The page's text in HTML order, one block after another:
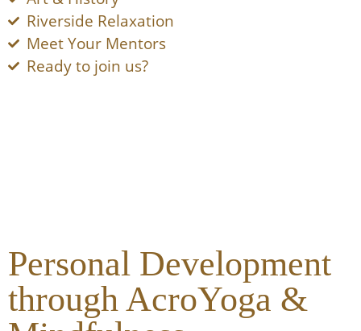
Riverside Relaxation
Meet Your Mentors
Ready to join us?
Personal Development
through AcroYoga &